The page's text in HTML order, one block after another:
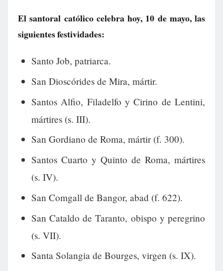
El santoral católico celebra hoy, 10 de mayo, las
siguientes festividades:
Santo Job, patriarca.
San Dioscórides de Mira, mártir.
Santos Alfio, Filadelfo y Cirino de Lentini,
mártires (s. III).
San Gordiano de Roma, mártir (f. 300).
Santos Cuarto y Quinto de Roma, mártires
(s. IV).
San Comgall de Bangor, abad (f. 622).
San Cataldo de Taranto, obispo y peregrino
(s. VII).
Santa Solangia de Bourges, virgen (s. IX).